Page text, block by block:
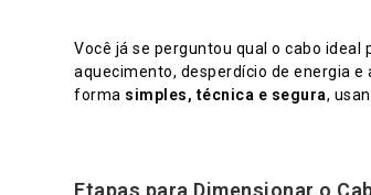
Você já se perguntou qual o cabo
aquecimento, desperdício de energia
forma simples, técnica e segura,
Etapas para Dimensionar o